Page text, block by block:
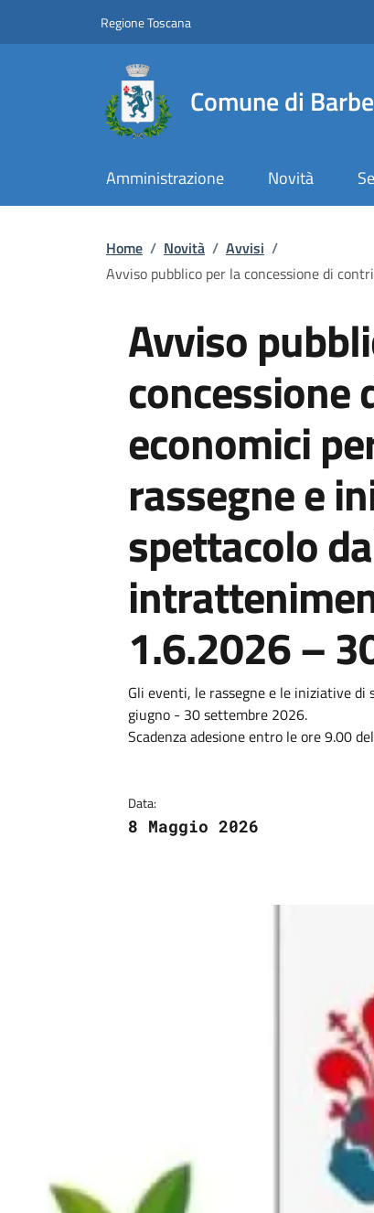
Regione ToscanaSlim top
Comune di
Amministrazione Novità
Briciole di pane
Home / Novità / Avvisi /
Avviso pubblico per la concessione di
Avviso
economici
rassegne e
spettacolo
1.6.2026 –
Dettagli
Descrizione breve
Gli eventi, le rassegne e le iniziative di
giugno - 30 settembre 2026.
Scadenza adesione entro le ore 9.00
Data:
8 Maggio 2026